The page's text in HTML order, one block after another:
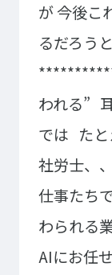
デザイン科
CGクリエータ
スポーツビジ
こども科
東京エ
英語キャリア科
ブライダル科
キャリ
が今後こ
るだろう
われる”
では たと
社労士、、
仕事たち
わられる
AIにお任